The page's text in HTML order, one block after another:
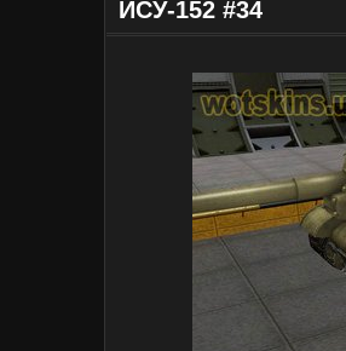
ИСУ-152 #34